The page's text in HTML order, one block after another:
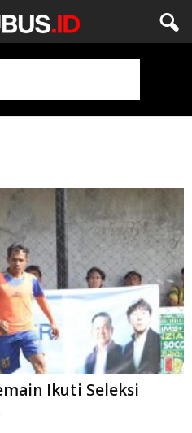
Ikuti Seleksi